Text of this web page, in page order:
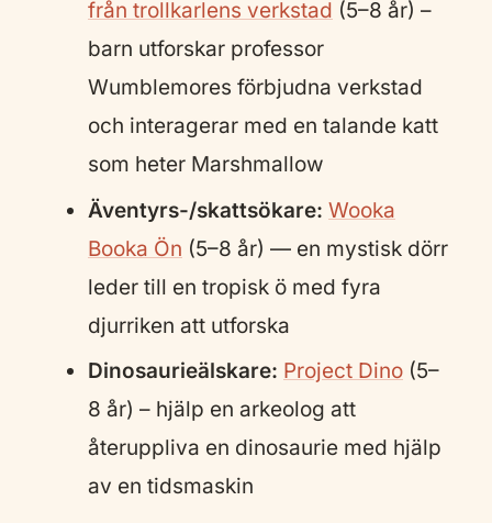
från trollkarlens verkstad (5–8 år) –
barn utforskar professor
Wumblemores förbjudna verkstad
och interagerar med en talande katt
som heter Marshmallow
Äventyrs-/skattsökare: Wooka
Booka Ön (5–8 år) — en mystisk dörr
leder till en tropisk ö med fyra
djurriken att utforska
Dinosaurieälskare: Project Dino (5–
8 år) – hjälp en arkeolog att
återuppliva en dinosaurie med hjälp
av en tidsmaskin